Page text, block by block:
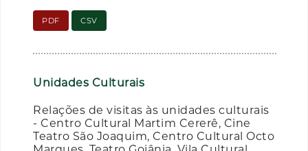
PDF CSV
Unidades Culturais
Relações de visitas às unidades culturais
- Centro Cultural Martim Cererê, Cine
Teatro São Joaquim, Centro Cultural Octo